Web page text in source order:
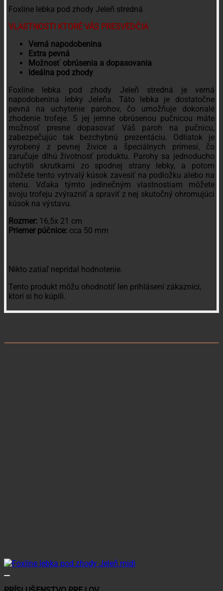
Foxline lebka pod zhody Jeleň stredná
VLASTNOSTI KTORÉ VÁS PRESVEDČIA
Verná napodobenina
Extra pevná
Možnosť obrúsenia a dopasovania
Ideálna pod zhody
Foxline lebka pod zhody Jeleň stredná je verná
napodobenina lebky Jeleňa. Táto lebka je dostatočne
pevná na uchytenie parohov, čo umožňuje dokonalé
zhodenie trofeje. S jej jemne obrúsenou pučnicou máte
možnosť presne dopasovať Váš paroh na pučnicu,
zabezpečujúc tak bezchybnú prezentáciu. Odliatok je
vyrobený z pevnej živice a špeciálnych prímesí, čo
zaručuje dlhú životnosť produktu. Parohy sa jednoducho
uchytili skrutkami zo spodnej strany lebky, a potom
môžete tento vytrvalý kúsok zavesiť na podložku alebo na
stenu. Vďaka týmto jedinečným vlastnostiam môžete
svoju trofeju zvýrazniť a spraviť z nej skutočný ohromujúci
kúsok na výstavu.
Rozmer: 16,5x 21 cm
Priemer púčnice: cca 50 mm
Nikto zatiaľ nepridal hodnotenie.
Tento produkt môžu ohodnotiť len prihlásení zákazníci,
ktorí si ho kúpili.